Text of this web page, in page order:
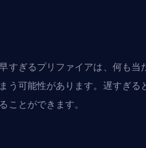
すぎるプリファイアは、何も当
う可能性があります。遅すぎる
ことができます。